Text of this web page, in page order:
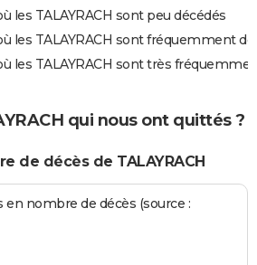
les TALAYRACH sont peu décédés
les TALAYRACH sont fréquemment
les TALAYRACH sont très
qui nous ont quittés ?
de décès de TALAYRACH
nombre de décès (source :